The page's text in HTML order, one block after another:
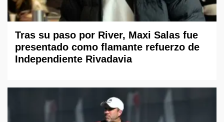
Tras su paso por River, Maxi Salas fue
presentado como flamante refuerzo de
Independiente Rivadavia